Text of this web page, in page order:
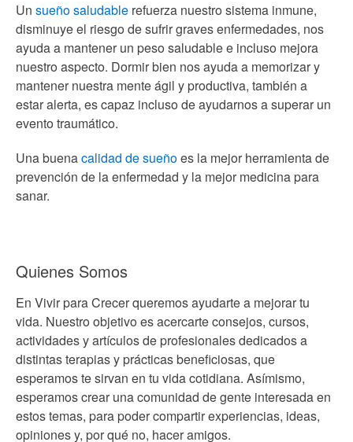
Un sueño saludable refuerza nuestro sistema inmune,
disminuye el riesgo de sufrir graves enfermedades, nos
ayuda a mantener un peso saludable e incluso mejora
nuestro aspecto. Dormir bien nos ayuda a memorizar y
mantener nuestra mente ágil y productiva, también a
estar alerta, es capaz incluso de ayudarnos a superar un
evento traumático.
Una buenacalidad de sueñoes la mejor herramienta de
prevención de la enfermedad y la mejor medicina para
sanar.
Quienes Somos
En Vivir para Crecer queremos ayudarte a mejorar tu
vida. Nuestro objetivo es acercarte consejos, cursos,
actividades y artículos de profesionales dedicados a
distintas terapias y prácticas beneficiosas, que
esperamos te sirvan en tu vida cotidiana. Asímismo,
esperamos crear una comunidad de gente interesada en
estos temas, para poder compartir experiencias, ideas,
opiniones y, por qué no, hacer amigos.